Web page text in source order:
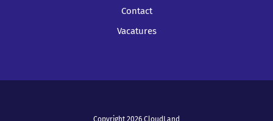
Contact
Vacatures
Copyright 2026 CloudLand